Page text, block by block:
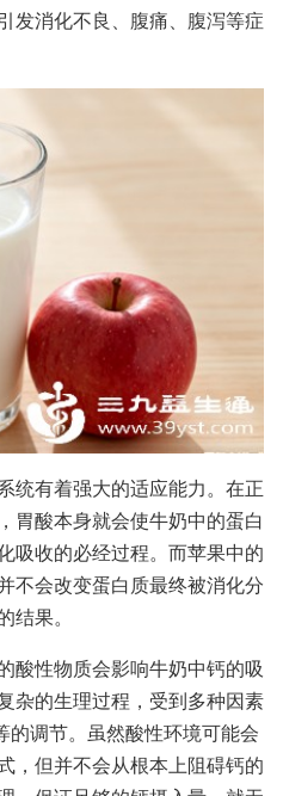
发消化不良、腹痛、腹泻等症
统有着强大的适应能力。在正
胃酸本身就会使牛奶中的蛋白
吸收的必经过程。而苹果中的
不会改变蛋白质最终被消化分
结果。
酸性物质会影响牛奶中钙的吸
杂的生理过程，受到多种因素
的调节。虽然酸性环境可能会
，但并不会从根本上阻碍钙的